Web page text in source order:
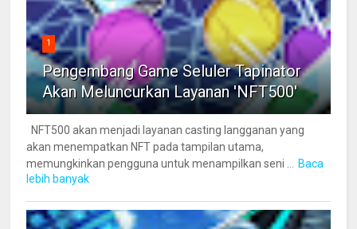
1
Pengembang Game Seluler Tapinator
Akan Meluncurkan Layanan 'NFT500'
NFT500 akan menjadi layanan casting langganan yang
akan menempatkan NFT pada tampilan utama,
memungkinkan pengguna untuk menampilkan seni ...
Baca
lebih banyak